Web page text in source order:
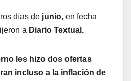
días de junio, en fecha
a Diario Textual.
les hizo dos ofertas
incluso a la inflación de